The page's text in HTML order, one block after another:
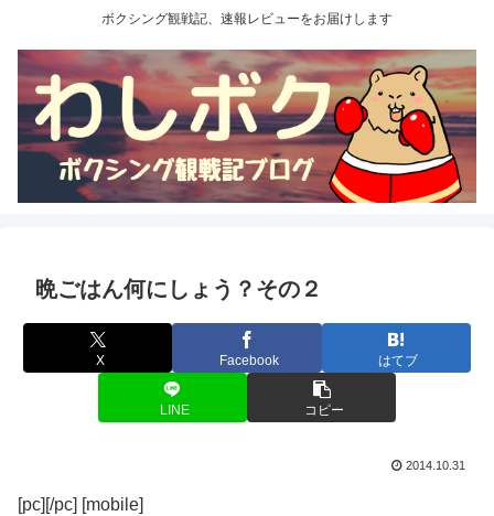
ボクシング観戦記、速報レビューをお届けします
晩ごはん何にしょう？その２
X Facebook はてブ
LINE コピー
2014.10.31
[pc][/pc] [mobile]